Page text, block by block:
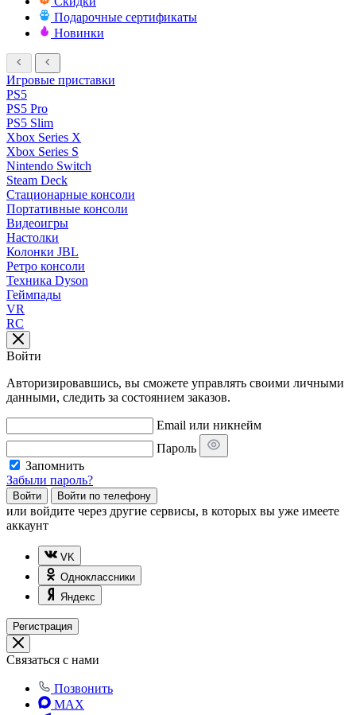
Подарочные сертификаты
Новинки
Игровые приставки
PS5
PS5 Pro
PS5 Slim
Xbox Series X
Xbox Series S
Nintendo Switch
Steam Deck
Стационарные консоли
Портативные консоли
Видеоигры
Настолки
Колонки JBL
Ретро консоли
Техника Dyson
Геймпады
VR
RC
Войти
Авторизировавшись, вы сможете управлять своими личными
данными, следить за состоянием заказов.
Email или никнейм
Пароль
Запомнить
Забыли пароль?
Войти Войти по телефону
или войдите через другие сервисы, в которых вы уже имеете
аккаунт
VK
Одноклассники
Яндекс
Регистрация
Связаться с нами
Позвонить
MAX